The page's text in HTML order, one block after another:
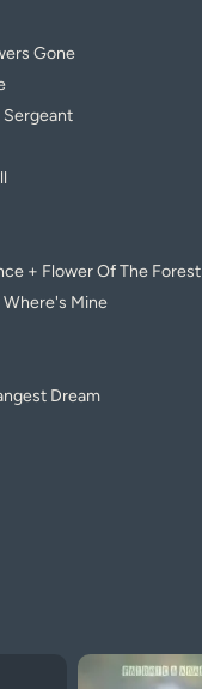
Gone
+ Flower Of The Forest
Where's Mine
Dream